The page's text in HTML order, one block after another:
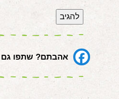
אהבתם? שתפו